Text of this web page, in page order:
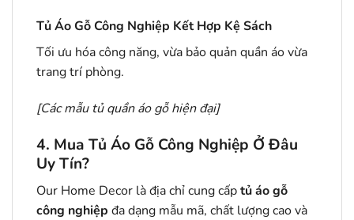
Tủ Áo Gỗ Công Nghiệp Kết Hợp Kệ Sách
Tối ưu hóa công năng, vừa bảo quản quần áo vừa
trang trí phòng.
[Các mẫu tủ quần áo gỗ hiện đại]
4. Mua Tủ Áo Gỗ Công Nghiệp Ở Đâu
Uy Tín?
Our Home Decor là địa chỉ cung cấptủ áo gỗ
công nghiệp đa dạng mẫu mã, chất lượng cao và